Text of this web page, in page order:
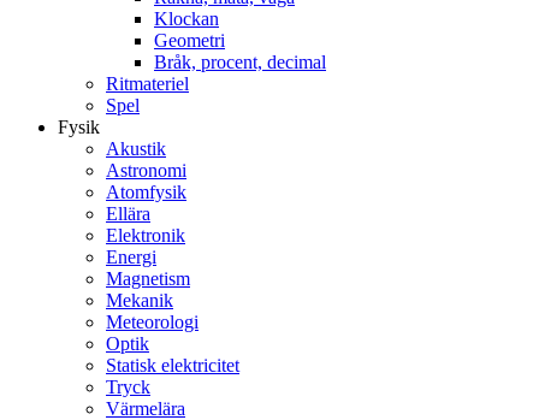
Klockan
Geometri
Bråk, procent, decimal
Ritmateriel
Spel
Fysik
Akustik
Astronomi
Atomfysik
Ellära
Elektronik
Energi
Magnetism
Mekanik
Meteorologi
Optik
Statisk elektricitet
Tryck
Värmelära